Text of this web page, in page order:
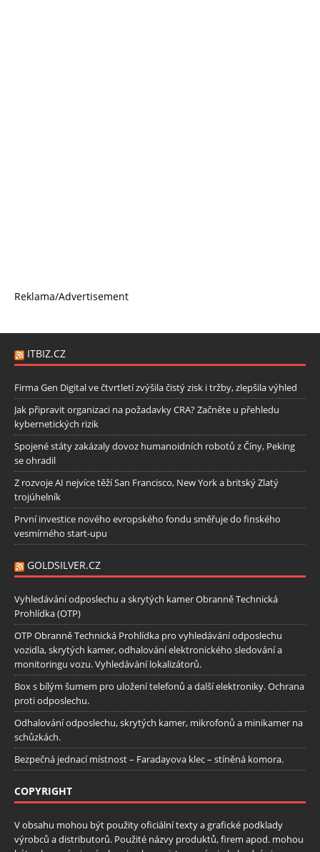
Reklama/Advertisement
ITBIZ.CZ
Firma Gen Digital ve čtvrtletí zvýšila čistý zisk i tržby, zlepšila výhled
Jak připravit organizaci na požadavky CRA? Začněte u přehledu
kybernetických rizik
Spojené státy zakázaly dovoz humanoidních robotů z Číny, Peking
se ohradil
Z rozvoje AI nejvíce těží San Francisco, New York a britský Zlatý
trojúhelník
První investice nového evropského fondu směřuje do finského
vesmírného start-upu
GOLDSILVER.CZ
Vyhledávání odposlechu a skrytých kamer Obranně Technická
Prohlídka (OTP)
OTP Obranně Technická Prohlídka pro vyhledávání odposlechu
vozidla, skrytých kamer, odhalování elektronického sledování a
monitoringu vozu. Vyhledávání lokalizátorů.
Box s bílým šumem pro uložení telefonů a další elektroniky. Ochrana
proti odposlechu.
Odhalování odposlechu, skrytých kamer, mikrofonů a minikamer na
schůzkách.
Bezpečná jednací místnost – Faradayova klec – stíněná komora.
COPYRIGHT
V obsahu mohou být použity oficiální texty a grafické podklady
výrobců a distributorů. Použité názvy produktů, firem apod. mohou